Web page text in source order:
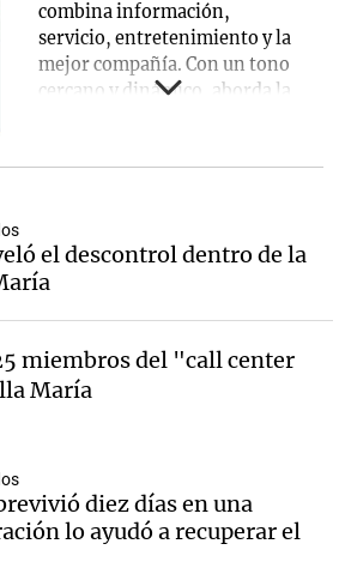
combina información,
servicio, entretenimiento y la
mejor compañía. Con un tono
cercano y dinámico, aborda la
público que disfruta de su
Con secciones de interés,
entrevistas y gran
el descontrol dentro de la
miembros del "call center
María
diez días en una
lo ayudó a recuperar el
2026
La Sole en
Cadena 3